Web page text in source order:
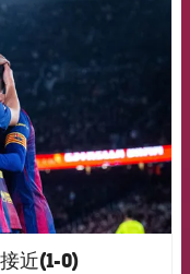
近(1-0)